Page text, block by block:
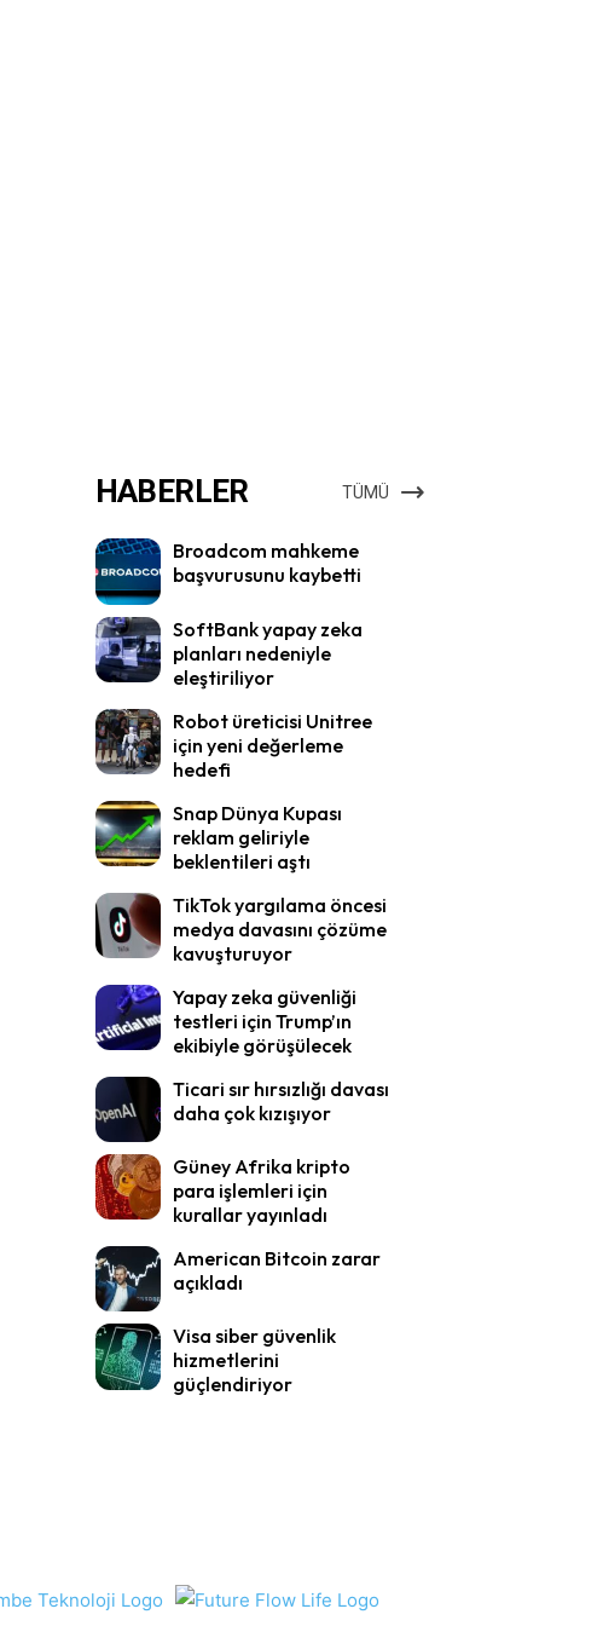
HABERLER TÜMÜ
Broadcom mahkeme
başvurusunu kaybetti
SoftBank yapay zeka
planları nedeniyle
eleştiriliyor
Robot üreticisi Unitree
için yeni değerleme
hedefi
Snap Dünya Kupası
reklam geliriyle
beklentileri aştı
TikTok yargılama öncesi
medya davasını çözüme
kavuşturuyor
Yapay zeka güvenliği
testleri için Trump’ın
ekibiyle görüşülecek
Ticari sır hırsızlığı davası
daha çok kızışıyor
Güney Afrika kripto
para işlemleri için
kurallar yayınladı
American Bitcoin zarar
açıkladı
Visa siber güvenlik
hizmetlerini
güçlendiriyor